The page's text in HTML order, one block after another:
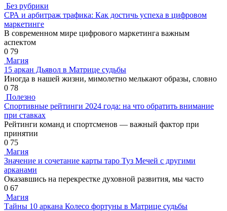
Без рубрики
СРА и арбитраж трафика: Как достичь успеха в цифровом
маркетинге
В современном мире цифрового маркетинга важным
аспектом
0 79
Магия
15 аркан Дьявол в Матрице судьбы
Иногда в нашей жизни, мимолетно мелькают образы, словно
0 78
Полезно
Спортивные рейтинги 2024 года: на что обратить внимание
при ставках
Рейтинги команд и спортсменов — важный фактор при
принятии
0 75
Магия
Значение и сочетание карты таро Туз Мечей с другими
арканами
Оказавшись на перекрестке духовной развития, мы часто
0 67
Магия
Тайны 10 аркана Колесо фортуны в Матрице судьбы